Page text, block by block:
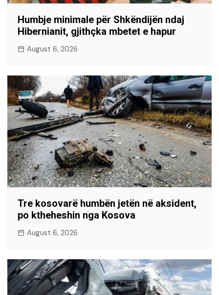
Humbje minimale për Shkëndijën ndaj
Hibernianit, gjithçka mbetet e hapur
August 6, 2026
Tre kosovarë humbën jetën në aksident,
po ktheheshin nga Kosova
August 6, 2026